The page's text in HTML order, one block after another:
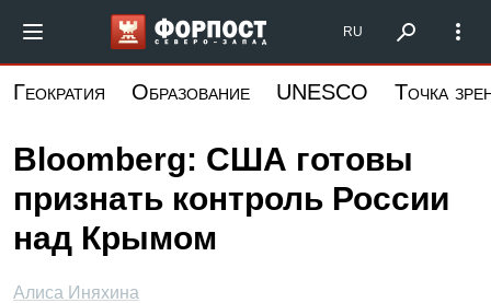
основному
Форпост Северо-Запад
RU
Геократия Образование UNESCO Точка
Bloomberg: США готовы
признать контроль России
над Крымом
Алиса Иняхина